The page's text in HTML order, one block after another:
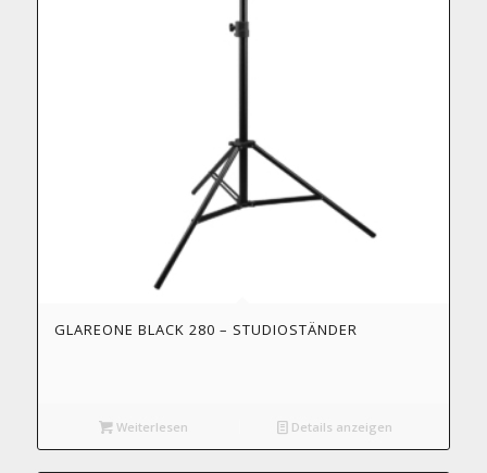
GLAREONE BLACK 280 – STUDIOSTÄNDER
Weiterlesen Details anzeigen